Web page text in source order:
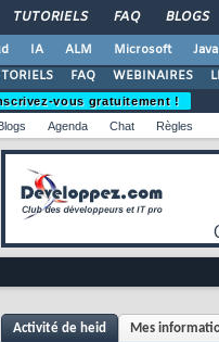
TUTORIELS FAQ BLOGS
IA ALM Microsoft Java
FAQ WEBINAIRES
vous gratuitement !
Agenda Chat Règles
Activité de heid Mes